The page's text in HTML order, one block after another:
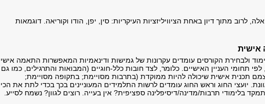
לרוב מתוך דיון באחת הציוויליזציות העיקריות: סין, יפן, הודו וקוריאה. דוגמאות
אישית
ולבחירת הקורסים עומדים עקרונות של גמישות ודינאמיות המאפשרות התאמה
תחומי העניין האישיים. כלומר, לצד חובות כלל-חוגיים (המבואות והתרגילים, כמו גם
תכנית אישית שיכולה להיות ממוקדת (בתרבות מסויימת; בתקופה מסויימת;
יועצי החוג וראש החוג עומדים לרשות התלמידים המעוניינים בכך בכדי לתת את
בלימודי תרבות/מדינה/דיסיפלינה ספציפית? אין בעייה. רוצים לגוון? נשמח לסייע.